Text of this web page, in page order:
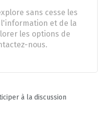
sans cesse les
et de la
les options de
nous.
à la discussion